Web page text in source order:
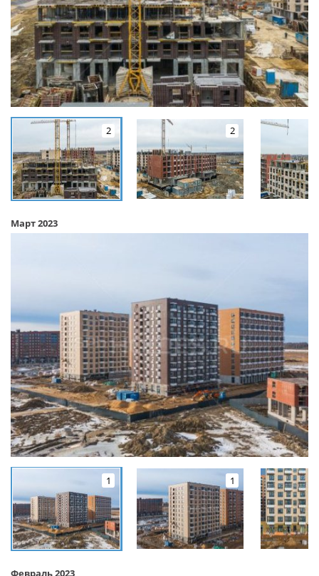
2 2
Март 2023
1 1
Февраль 2023